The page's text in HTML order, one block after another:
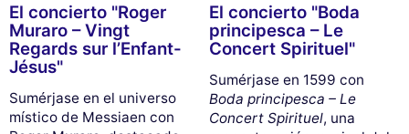
El concierto "Roger
Muraro – Vingt
Regards sur l’Enfant-
Jésus"
Sumérjase en el universo
místico de Messiaen con
El concierto "Boda
principesca – Le
Concert Spirituel"
Sumérjase en 1599 con
Boda principesca – Le
Concert Spirituel, una